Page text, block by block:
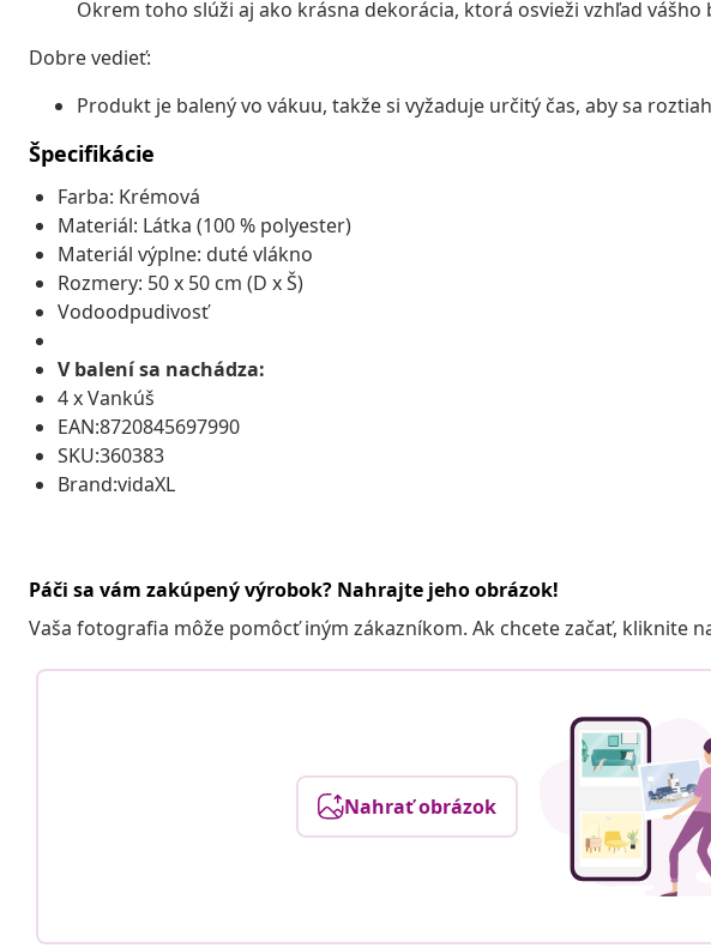
Okrem toho slúži aj ako krásna dekorácia, ktorá osvieži vzhľad vášho
Dobre vedieť:
Produkt je balený vo vákuu, takže si vyžaduje určitý čas, aby sa
Špecifikácie
Farba: Krémová
Materiál: Látka (100 % polyester)
Materiál výplne: duté vlákno
Rozmery: 50 x 50 cm (D x Š)
Vodoodpudivosť
V balení sa nachádza:
4 x Vankúš
EAN:8720845697990
SKU:360383
Brand:vidaXL
Páči sa vám zakúpený výrobok? Nahrajte jeho obrázok!
Vaša fotografia môže pomôcť iným zákazníkom. Ak chcete začať, kliknite
Nahrať obrázok